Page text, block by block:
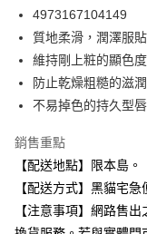
Apple Pay
街口支付
悠遊付
Google Pay
全盈+PAY
【大哥付你分期使用說明
4973167104149
質地柔滑，潤澤服貼
維持剛上粧的顯色度
防止乾燥粗糙的滋
不易掉色的持久型
銷售重點
【配送地點】限本島。
【配送方式】黑貓宅
【注意事項】網路售